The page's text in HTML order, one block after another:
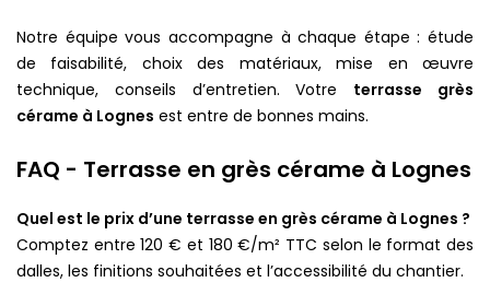
Notre équipe vous accompagne à chaque étape : étude
de faisabilité, choix des matériaux, mise en œuvre
technique, conseils d’entretien. Votre terrasse grès
cérame à Lognes est entre de bonnes mains.
FAQ - Terrasse en grès cérame à Lognes
Quel est le prix d’une terrasse en grès cérame à Lognes ?
Comptez entre 120 € et 180 €/m² TTC selon le format des
dalles, les finitions souhaitées et l’accessibilité du chantier.